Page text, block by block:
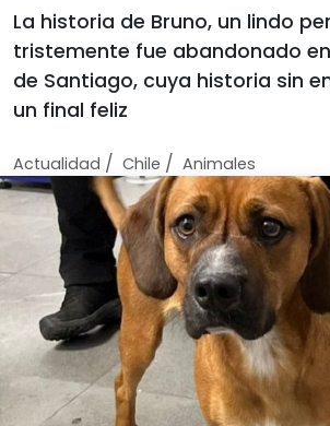
La historia de Bruno, un lindo
tristemente fue abandonado
de Santiago, cuya historia sin
un final feliz
Actualidad / Chile / Animales